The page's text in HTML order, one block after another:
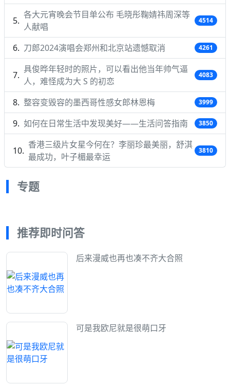
各大元宵晚会节目单公布 毛晓彤鞠婧祎周深等
人献唱
4514
刀郎2024演唱会郑州和北京站遗憾取消 4261
具俊晔年轻时的照片，可以看出他当年帅气逼
人，难怪成为大 S 的初恋
4083
整容变毁容的墨西哥性感女郎林恩梅 3999
如何在日常生活中发现美好——生活问答指南 3850
香港三级片女星今何在？李丽珍最美丽，舒淇
最成功，叶子楣最幸运
3810
专题
推荐即时问答
后来漫威也再也凑不齐大合照
可是我欧尼就是很萌口牙